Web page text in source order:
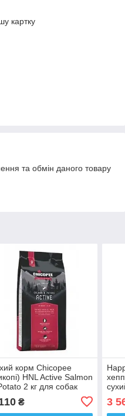
картку
та обмін даного товару
корм Chicopee
HNL Active Salmon
2 кг для собак
₴ 3